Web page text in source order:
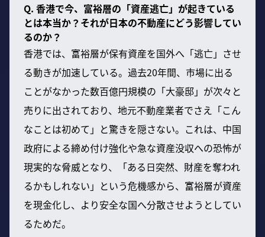
Q. 香港で今、富裕層の「資産逃亡」が起きている
とは本当か？それが日本の不動産にどう影響してい
るのか？
香港では、富裕層が保有資産を国外へ「逃亡」させ
る動きが加速している。過去20年間、市場に出る
ことがなかった数百億円規模の「大豪邸」が次々と
売りに出されており、地元不動産業者でさえ「こん
なことは初めて」と驚きを隠さない。これは、中国
政府による締め付け強化や急な資産没収への恐怖が
現実的な脅威となり、「ある日突然、財産を奪われ
るかもしれない」という危機感から、富裕層が資産
を現金化し、より安全な国へ分散させようとしてい
るためだ。